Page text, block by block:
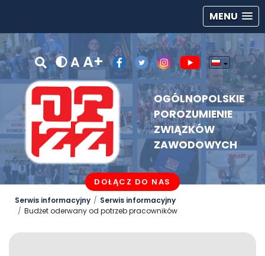
MENU
A A+
OGÓLNOPOLSKIE
POROZUMIENIE
ZWIĄZKÓW
ZAWODOWYCH
DOŁĄCZ DO NAS
Serwis informacyjny
Serwis informacyjny
Budżet oderwany od potrzeb pracowników